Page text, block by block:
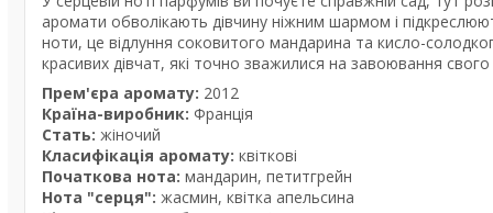
аромати обволікають дівчину ніжним шармом і
ноти, це відлуння соковитого мандарина та кисло-
красивих дівчат, які точно зважилися на завоювання
Прем'єра аромату: 2012
Країна-виробник: Франція
Стать: жіночий
Класифікація аромату: квіткові
Початкова нота: мандарин, петитгрейн
Нота "серця": жасмин, квітка апельсина